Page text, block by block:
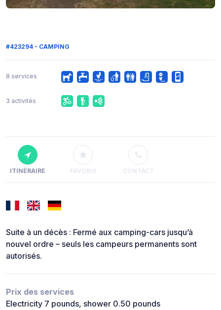
#423294 - CAMPING
8 services
3 activités
ITINÉRAIRE FAVORIS CONTACT
Suite à un décès : Fermé aux camping-cars jusqu’à
nouvel ordre – seuls les campeurs permanents sont
autorisés.
Prix des services
Electricity 7 pounds, shower 0.50 pounds